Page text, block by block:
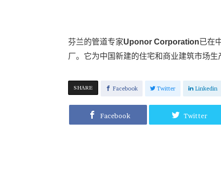
芬兰的管道专家Uponor Corporation已在
厂。它为中国新建的住宅和商业建筑市场
SHARE Facebook Twitter Linkedin
Facebook Twitter